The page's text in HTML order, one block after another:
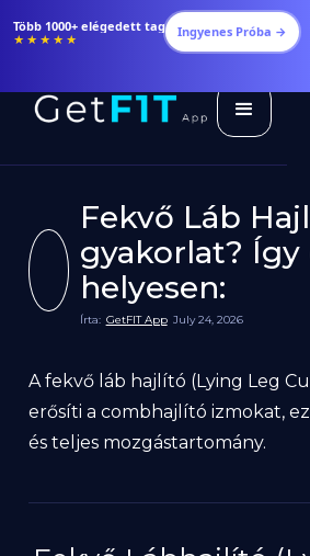
Több 1000+ elégedett tag
★★★★★ Ingyenes Próba →
Fekvő Láb
gyakorlat? Így
helyesen:
Írta: GetFIT App July 24, 2026
A fekvő láb hajlító (Lying Leg
erősíti a combhajlító izmokat,
és teljes mozgástartomány.